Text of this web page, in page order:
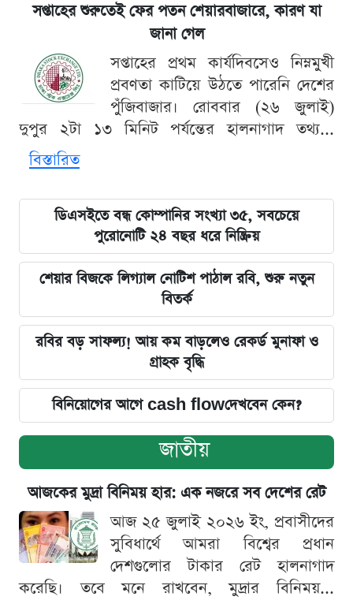
সপ্তাহের শুরুতেই ফের পতন শেয়ারবাজারে, কারণ যা
জানা গেল
সপ্তাহের প্রথম কার্যদিবসেও নিম্নমুখী
প্রবণতা কাটিয়ে উঠতে পারেনি দেশের
পুঁজিবাজার। রোববার (২৬ জুলাই)
দুপুর ২টা ১৩ মিনিট পর্যন্তের হালনাগাদ তথ্য...
বিস্তারিত
ডিএসইতে বন্ধ কোম্পানির সংখ্যা ৩৫, সবচেয়ে
পুরোনোটি ২৪ বছর ধরে নিষ্ক্রিয়
শেয়ার বিজকে লিগ্যাল নোটিশ পাঠাল রবি, শুরু নতুন
বিতর্ক
রবির বড় সাফল্য! আয় কম বাড়লেও রেকর্ড মুনাফা ও
গ্রাহক বৃদ্ধি
বিনিয়োগের আগে cash flowদেখবেন কেন?
জাতীয়
আজকের মুদ্রা বিনিময় হার: এক নজরে সব দেশের রেট
আজ ২৫ জুলাই ২০২৬ ইং, প্রবাসীদের
সুবিধার্থে আমরা বিশ্বের প্রধান
দেশগুলোর টাকার রেট হালনাগাদ
করেছি। তবে মনে রাখবেন, মুদ্রার বিনিময়...